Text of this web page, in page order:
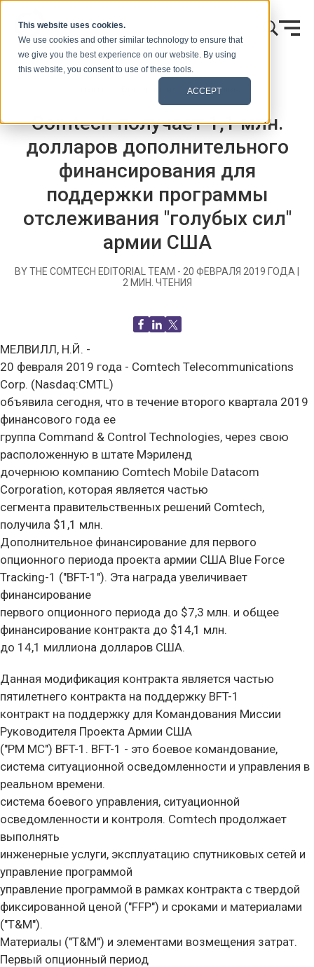
This website uses cookies.
We use cookies and other similar technology to ensure that
we give you the best experience on our website. By using
this website, you consent to use of these tools.
ACCEPT
Пресс-релизы
Comtech получает 1,1 млн.
долларов дополнительного
финансирования для
поддержки программы
отслеживания "голубых сил"
армии США
BY THE COMTECH EDITORIAL TEAM - 20 ФЕВРАЛЯ 2019 ГОДА
2 МИН. ЧТЕНИЯ
МЕЛВИЛЛ, Н.Й. -
20 февраля 2019 года - Comtech Telecommunications
Corp. (Nasdaq:CMTL)
объявила сегодня, что в течение второго квартала 2019
финансового года ее
группа Command & Control Technologies, через свою
расположенную в штате Мэриленд
дочернюю компанию Comtech Mobile Datacom
Corporation, которая является частью
сегмента правительственных решений Comtech,
получила $1,1 млн.
Дополнительное финансирование для первого
опционного периода проекта армии США Blue Force
Tracking-1 ("BFT-1"). Эта награда увеличивает
финансирование
первого опционного периода до $7,3 млн. и общее
финансирование контракта до $14,1 млн.
до 14,1 миллиона долларов США.
Данная модификация контракта является частью
пятилетнего контракта на поддержку BFT-1
контракт на поддержку для Командования Миссии
Руководителя Проекта Армии США
("PM MC") BFT-1. BFT-1 - это боевое командование,
система ситуационной осведомленности и управления в
реальном времени.
система боевого управления, ситуационной
осведомленности и контроля. Comtech продолжает
выполнять
инженерные услуги, эксплуатацию спутниковых сетей и
управление программой
управление программой в рамках контракта с твердой
фиксированной ценой ("FFP") и сроками и материалами
("T&M").
Материалы ("T&M") и элементами возмещения затрат.
Первый опционный период